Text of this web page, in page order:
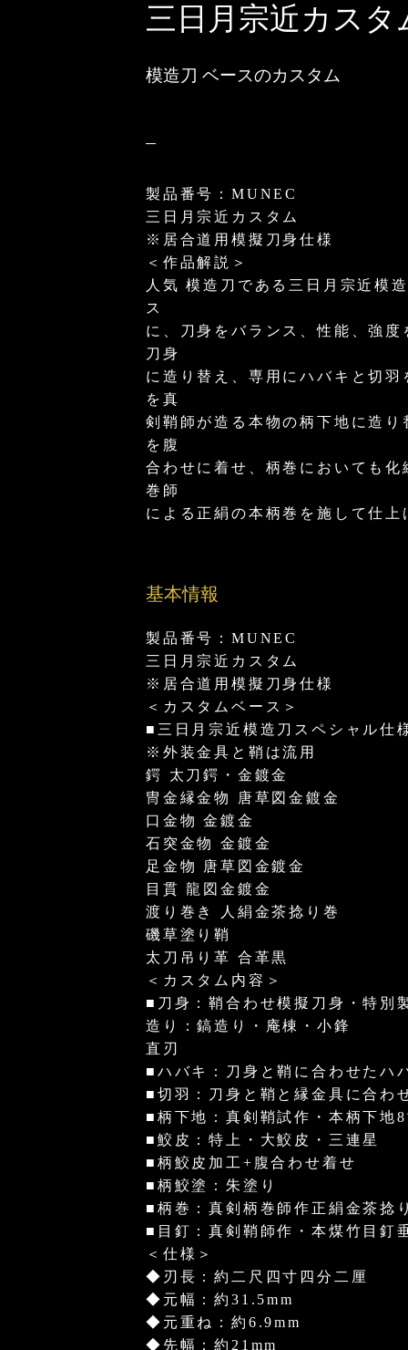
三日月宗近カスタ
模造刀 ベースのカスタム
製品番号：MUNEC
三日月宗近カスタム
※居合道用模擬刀身仕様
＜作品解説＞
人気 模造刀である三日月宗近模
ス
に、刀身をバランス、性能、強
刀身
に造り替え、専用にハバキと切
を真
剣鞘師が造る本物の柄下地に造
を腹
合わせに着せ、柄巻においても
巻師
による正絹の本柄巻を施して仕上
基本情報
製品番号：MUNEC
三日月宗近カスタム
※居合道用模擬刀身仕様
＜カスタムベース＞
■三日月宗近模造刀スペシャル仕
※外装金具と鞘は流用
鍔 太刀鍔・金鍍金
冑金縁金物 唐草図金鍍金
口金物 金鍍金
石突金物 金鍍金
足金物 唐草図金鍍金
目貫 龍図金鍍金
渡り巻き 人絹金茶捻り巻
磯草塗り鞘
太刀吊り革 合革黒
＜カスタム内容＞
■刀身：鞘合わせ模擬刀身・特別
造り：鎬造り・庵棟・小鋒
直刃
■ハバキ：刀身と鞘に合わせたハ
■切羽：刀身と鞘と縁金具に合わ
■柄下地：真剣鞘試作・本柄下地
■鮫皮：特上・大鮫皮・三連星
■柄鮫皮加工+腹合わせ着せ
■柄鮫塗：朱塗り
■柄巻：真剣柄巻師作正絹金茶捻
■目釘：真剣鞘師作・本煤竹目釘
＜仕様＞
◆刃長：約二尺四寸四分二厘
◆元幅：約31.5mm
◆元重ね：約6.9mm
◆先幅：約21mm